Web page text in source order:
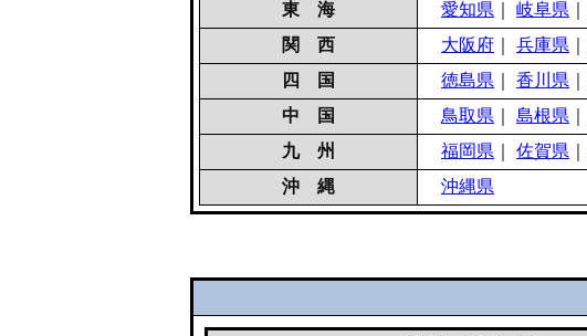
東 海
愛知県 岐阜県
関 西
大阪府 兵庫県
四 国
徳島県 香川県
中 国
鳥取県 島根県
九 州
福岡県 佐賀県
沖 縄
沖縄県